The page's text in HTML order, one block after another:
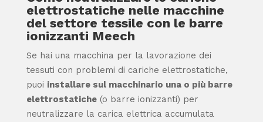
elettrostatiche nelle macchine
del settore tessile con le barre
ionizzanti Meech
Se hai una macchina per la lavorazione dei
tessuti con problemi di cariche elettrostatiche,
puoi installare sul macchinario una o più barre
elettrostatiche(o barre ionizzanti) per
neutralizzare la carica elettrica accumulata